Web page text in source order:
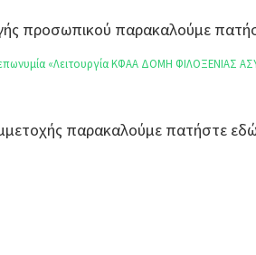
προσωπικού παρακαλούμε
«Λειτουργία ΚΦΑΑ ΔΟΜΗ ΦΙΛΟΞΕΝΙΑΣ
παρακαλούμε πατήστε